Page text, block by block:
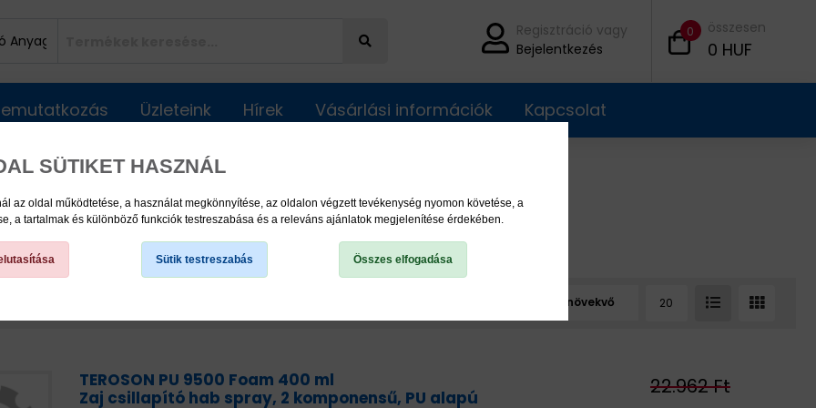
SÜTIKET HASZNÁL
az oldal működtetése, a használat megkönnyítése, az oldalon végzett tevékenység nyomon követése, a
a tartalmak és különböző funkciók testreszabása és a releváns ajánlatok megjelenítése érdekében.
Sütik testreszabás Összes elfogadása
Regisztráció vagy
Bejelentkezés
0 összesen
0 HUF
Üzleteink Hírek Vásárlási információk Kapcsolat
TEROSON PU 9500 Foam 400 ml
Zaj csillapító hab spray, 2 komponensű, PU alapú
22.962 Ft